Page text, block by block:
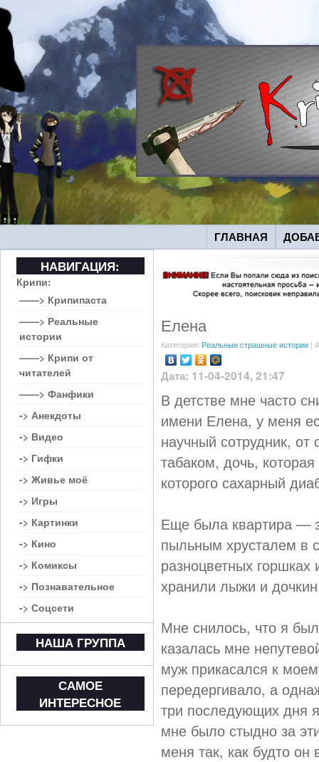
ГЛАВНАЯ
Елена
Категория: Реальные страшные истории |
Дата: 11-04-2014, 21:47
В детстве мне часто
имени Елена, у меня
научный сотрудник, от
табаком, дочь,
которого сахарный
Еще была квартира —
пыльным хрусталем в
разноцветных
хранили лыжи и
Мне снилось, что я
казалась мне
муж прикасался к
передергивало, а
три последующих дня
мне было стыдно за
меня так, как будто он
НАВИГАЦИЯ:
Крипи:
——> Крипипаста
——> Реальные
истории
——> Крипи от
читателей
——> Фанфики
-> Анекдоты
-> Видео
-> Гифки
-> Живье моё
-> Игры
-> Картинки
-> Кино
-> Комиксы
-> Познавательное
-> Соцсети
НАША ГРУППА
САМОЕ
ИНТЕРЕСНОЕ